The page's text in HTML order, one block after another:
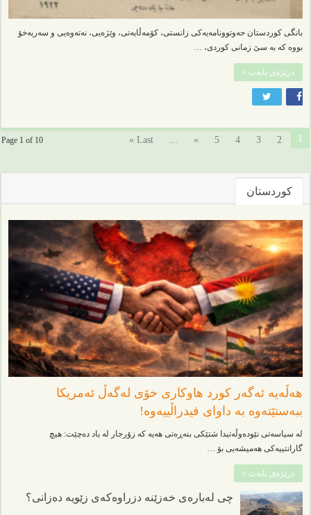
بانگی کوردستان حەوتوونامەیەکی زانستی، کۆمەڵایەتی، وێژەیی، نەتەوەیی و سەربەخۆ
بووە کە بە سێ زمانی کوردی، …
درێژەی بابەت »
Page 1 of 10 1
2
3
4
5
»
...
Last »
کوردستان
هەڵەیە ئەگەر کورد هاوکاری خۆی لەگەڵ ئەمریکا
ببەستێتەوە بە داوای فیدراڵییەوە!
لە سیاسەتی نێودەوڵەتیدا شتێکی بنەڕەتی هەیە کە زۆرجار لە یاد دەچێت: هیچ
گارانتییەکی هەمیشەیی بۆ …
درێژەی بابەت »
چی لەبارەی خەزێنە دزراوەکەی زێویە دەزانی؟